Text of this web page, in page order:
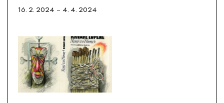
16. 2. 2024 – 4. 4. 2024